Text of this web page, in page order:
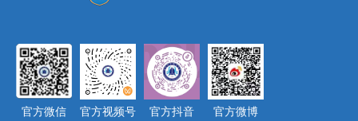
官方微信 官方视频号 官方抖音 官方微博